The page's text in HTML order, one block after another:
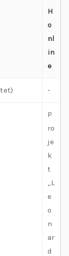
H
o
nl
in
e
-
P
ro
je
k
t
„L
e
o
n
ar
d